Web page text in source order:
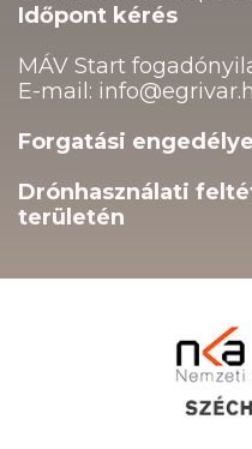
Időpont kérés
MÁV Start
E-mail:
Forgatási
Drónhasználati
területén